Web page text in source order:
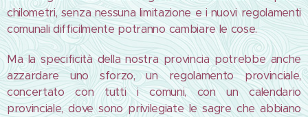
chilometri, senza nessuna limitazione e i nuovi regolamenti
comunali difficilmente potranno cambiare le cose.
Ma la specificità della nostra provincia potrebbe anche
azzardare uno sforzo, un regolamento provinciale,
concertato con tutti i comuni, con un calendario
provinciale, dove sono privilegiate le sagre che abbiano